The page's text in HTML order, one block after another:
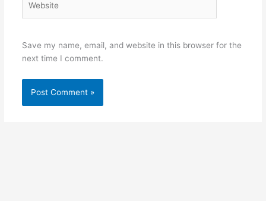
Save my name, email, and website in this browser for the
next time I comment.